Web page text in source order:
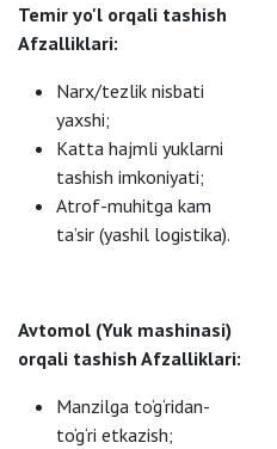
Temir yo'l orqali tashish
Afzalliklari:
Narx/tezlik nisbati
yaxshi;
Katta hajmli yuklarni
tashish imkoniyati;
Atrof-muhitga kam
ta’sir (yashil logistika).
Avtomol (Yuk mashinasi)
orqali tashish Afzalliklari:
Manzilga to‘g‘ridan-
to‘g‘ri etkazish;